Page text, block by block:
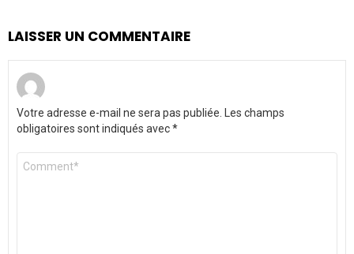
LAISSER UN COMMENTAIRE
Votre adresse e-mail ne sera pas publiée.
Les champs
obligatoires sont indiqués avec*
Commentaire